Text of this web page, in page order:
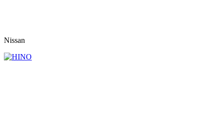
Nissan